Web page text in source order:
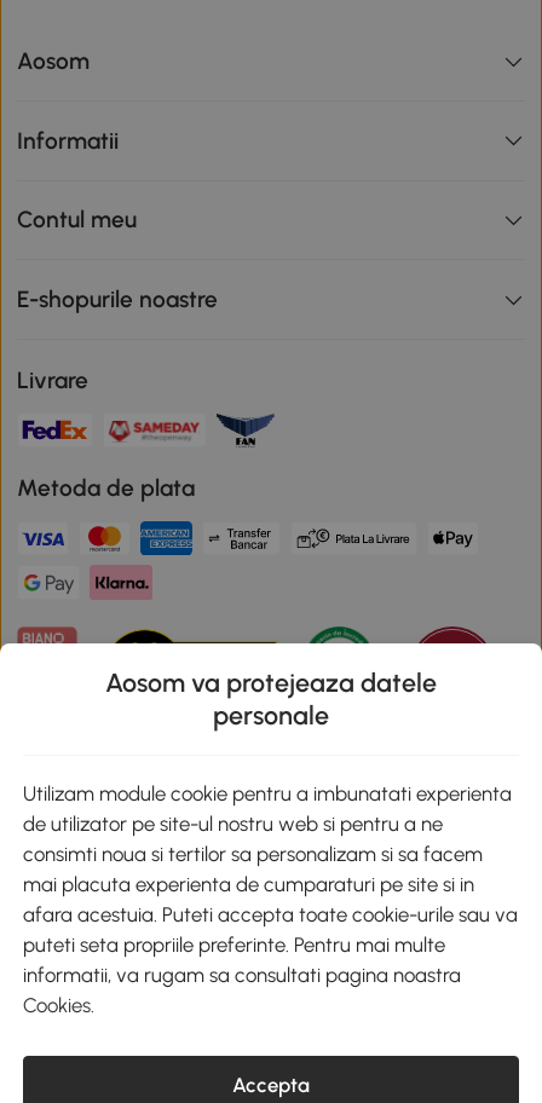
Aosom
Informatii
Contul meu
E-shopurile noastre
Livrare
Metoda de plata
Descarca aplicatia Aosom
Google Play
+40 312294730 clienti@aosom.ro
Romania, Bucureşti Sectorul 2, Str. Barbu Paris Mumuleanu, Nr. 30-
CUI: 49266464
COD CAEN: 4755
Aosom va protejeaza datele
personale
Utilizam module cookie pentru a imbunatati experienta
de utilizator pe site-ul nostru web si pentru a ne
consimti noua si tertilor sa personalizam si sa facem
mai placuta experienta de cumparaturi pe site si in
afara acestuia. Puteti accepta toate cookie-urile sau va
puteti seta propriile preferinte. Pentru mai multe
informatii, va rugam sa consultati pagina noastra
Cookies.
Accepta